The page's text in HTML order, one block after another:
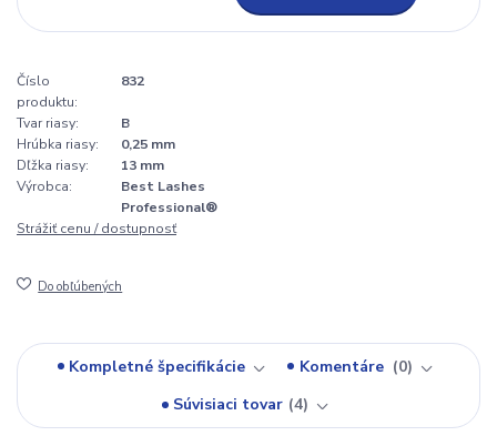
Číslo
produktu:
832
Tvar riasy:
B
Hrúbka riasy:
0,25 mm
Dľžka riasy:
13 mm
Výrobca:
Best Lashes
Professional®
Strážiť cenu / dostupnosť
Do obľúbených
Kompletné špecifikácie Komentáre
0
Súvisiaci tovar 4